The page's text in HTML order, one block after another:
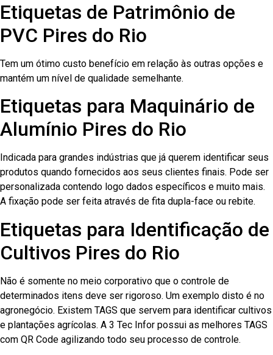
Etiquetas de Patrimônio de
PVC Pires do Rio
Tem um ótimo custo benefício em relação às outras opções e
mantém um nível de qualidade semelhante.
Etiquetas para Maquinário de
Alumínio Pires do Rio
Indicada para grandes indústrias que já querem identificar seus
produtos quando fornecidos aos seus clientes finais. Pode ser
personalizada contendo logo dados específicos e muito mais.
A fixação pode ser feita através de fita dupla-face ou rebite.
Etiquetas para Identificação de
Cultivos Pires do Rio
Não é somente no meio corporativo que o controle de
determinados itens deve ser rigoroso. Um exemplo disto é no
agronegócio. Existem TAGS que servem para identificar cultivos
e plantações agrícolas. A 3 Tec Infor possui as melhores TAGS
com QR Code agilizando todo seu processo de controle.